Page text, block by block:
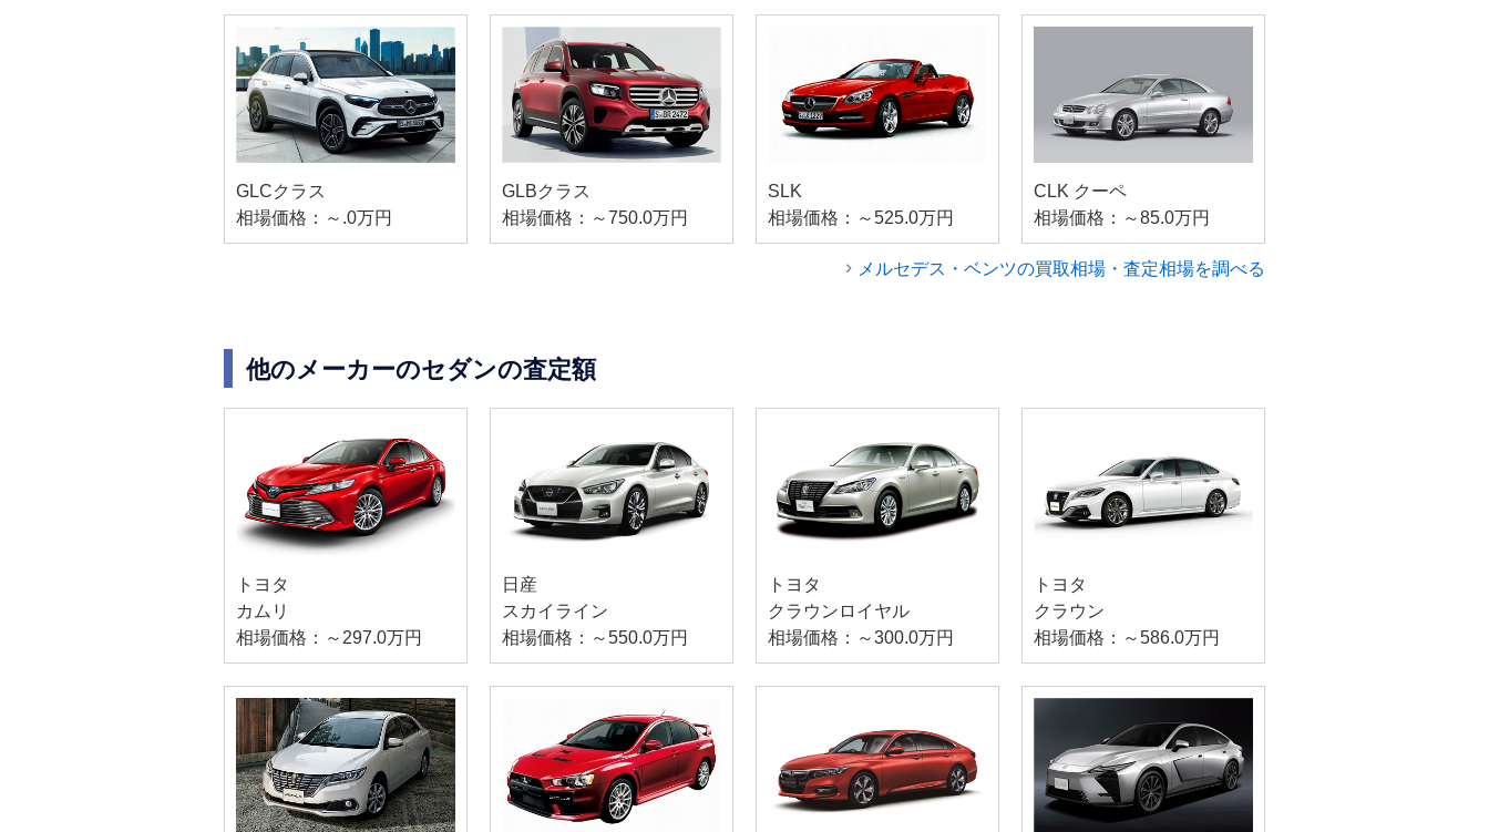
GLCクラス
相場価格：～.0万円
GLBクラス
相場価格：～750.0万円
SLK
相場価格：～525.0万円
CLK クーペ
相場価格：～85.0万円
メルセデス・ベンツの買取相場・査定相場を調べる
他のメーカーのセダンの査定額
トヨタ
カムリ
相場価格：～297.0万円
日産
スカイライン
相場価格：～550.0万円
トヨタ
クラウンロイヤル
相場価格：～300.0万円
トヨタ
クラウン
相場価格：～586.0万円